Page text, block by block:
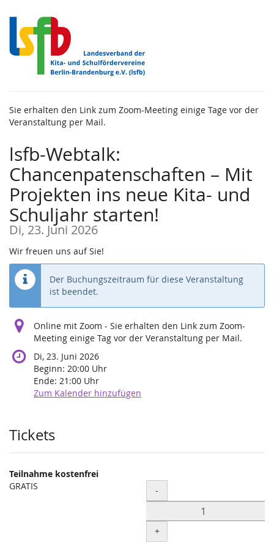
Inhalt
springen
Sie erhalten den Link zum Zoom-Meeting einige Tage vor der
Veranstaltung per Mail.
lsfb-Webtalk:
Chancenpatenschaften – Mit
Projekten ins neue Kita- und
Schuljahr starten!
Di, 23. Juni 2026
Wir freuen uns auf Sie!
Der Buchungszeitraum für diese Veranstaltung
ist beendet.
Online mit Zoom - Sie erhalten den Link zum Zoom-
Meeting einige Tag vor der Veranstaltung per Mail.
Di, 23. Juni 2026
Beginn: 20:00 Uhr
Ende: 21:00 Uhr
Zum Kalender hinzufügen
Produkte
Tickets
Teilnahme kostenfrei
GRATIS
Menge
-
+